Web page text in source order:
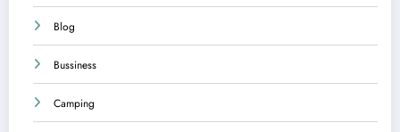
Blog
Bussiness
Camping